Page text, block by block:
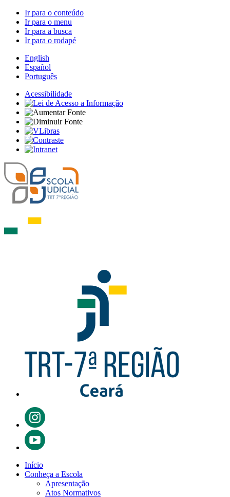
Ir para o conteúdo
Ir para o menu
Ir para a busca
Ir para o rodapé
English
Español
Português
Acessibilidade
Início
Conheça a Escola
Apresentação
Atos Normativos